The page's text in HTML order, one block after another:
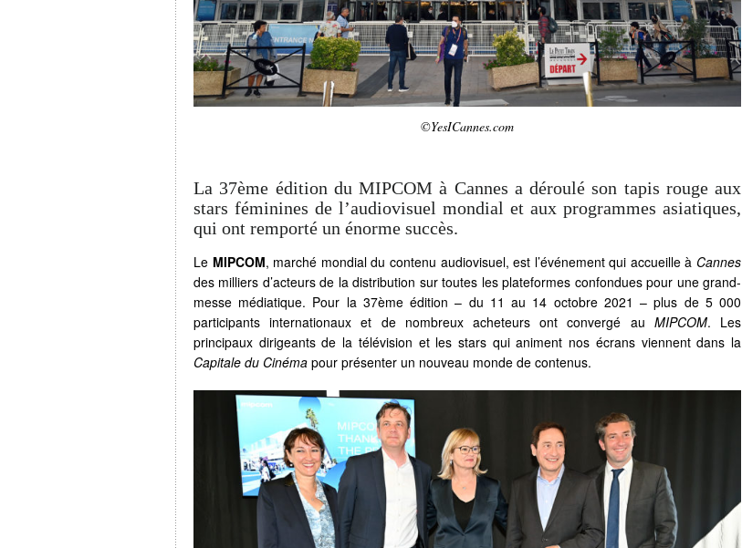
©YesICannes.com
La 37ème édition du MIPCOM à Cannes a déroulé son tapis rouge aux
stars féminines de l’audiovisuel mondial et aux programmes asiatiques,
qui ont remporté un énorme succès.
Le MIPCOM, marché mondial du contenu audiovisuel, est l’événement qui accueille à Cannes
des milliers d’acteurs de la distribution sur toutes les plateformes confondues pour une grand-
messe médiatique. Pour la 37ème édition – du 11 au 14 octobre 2021 – plus de 5 000
participants internationaux et de nombreux acheteurs ont convergé au MIPCOM. Les
principaux dirigeants de la télévision et les stars qui animent nos écrans viennent dans la
Capitale du Cinéma pour présenter un nouveau monde de contenus.